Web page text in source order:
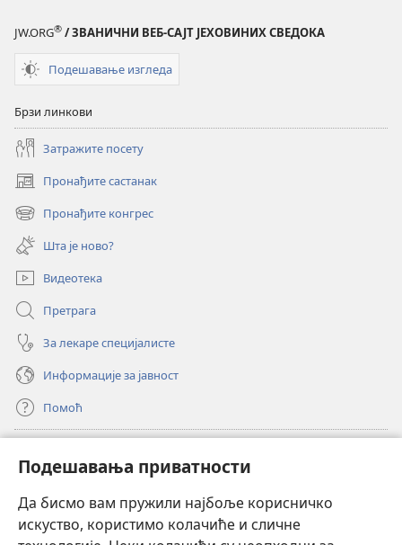
Подешавања приватности
Да бисмо вам пружили најбоље корисничко
искуство, користимо колачиће и сличне
КУЛА
1996.
JW.ORG® / ЗВАНИЧНИ ВЕБ-САЈТ ЈЕХОВИНИХ СВЕДОКА
Подешавање изгледа
Брзи линкови
Затражите посету
Пронађите састанак
(отвара
нови
прозор)
Пронађите конгрес
(отвара
нови
прозор)
Шта је ново?
Видеотека
Претрага
За лекаре специјалисте
Информације за јавност
Помоћ
(отвара
нови
прозор)ОНЛАЈН БИБЛИОТЕКА Watchtower
(отвара
нови
®